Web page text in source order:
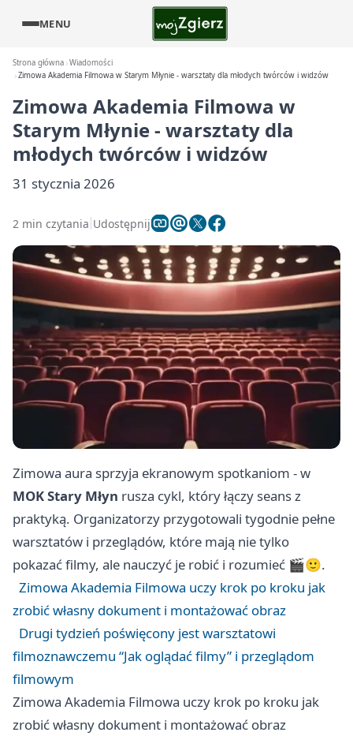
MENU
Strona główna Wiadomości
Zimowa Akademia Filmowa w Starym Młynie - warsztaty dla młodych twórców i widzów
Zimowa Akademia Filmowa w
Starym Młynie - warsztaty dla
młodych twórców i widzów
31 stycznia 2026
2 min czytania Udostępnij
Zimowa aura sprzyja ekranowym spotkaniom - w
MOK Stary Młyn rusza cykl, który łączy seans z
praktyką. Organizatorzy przygotowali tygodnie pełne
warsztatów i przeglądów, które mają nie tylko
pokazać filmy, ale nauczyć je robić i rozumieć 🎬🙂.
Zimowa Akademia Filmowa uczy krok po kroku jak
zrobić własny dokument i montażować obraz
Drugi tydzień poświęcony jest warsztatowi
filmoznawczemu “Jak oglądać filmy” i przeglądom
filmowym
Zimowa Akademia Filmowa uczy krok po kroku jak
zrobić własny dokument i montażować obraz